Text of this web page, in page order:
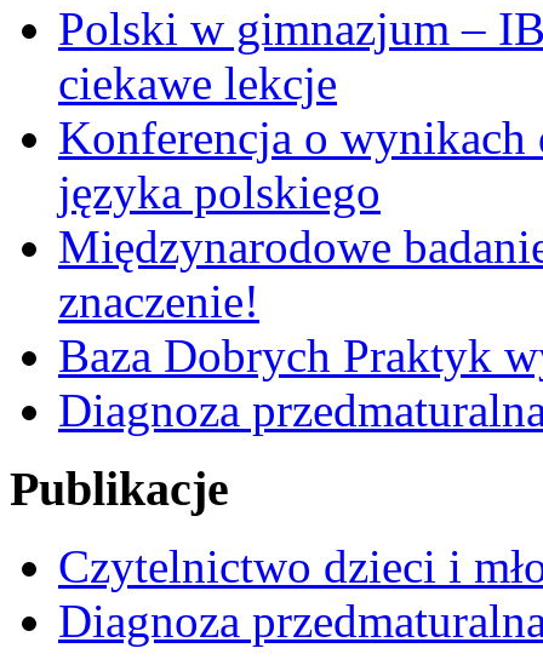
Polski w gimnazjum –
ciekawe lekcje
Konferencja o wynikach
języka polskiego
Międzynarodowe
znaczenie!
Baza Dobrych Praktyk
Diagnoza
Publikacje
Czytelnictwo dzieci i
Diagnoza